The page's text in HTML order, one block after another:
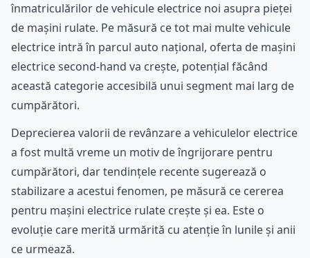
înmatriculărilor de vehicule electrice noi asupra pieței
de mașini rulate. Pe măsură ce tot mai multe vehicule
electrice intră în parcul auto național, oferta de mașini
electrice second-hand va crește, potențial făcând
această categorie accesibilă unui segment mai larg de
cumpărători.
Deprecierea valorii de revânzare a vehiculelor electrice
a fost multă vreme un motiv de îngrijorare pentru
cumpărători, dar tendințele recente sugerează o
stabilizare a acestui fenomen, pe măsură ce cererea
pentru mașini electrice rulate crește și ea. Este o
evoluție care merită urmărită cu atenție în lunile și anii
ce urmează.